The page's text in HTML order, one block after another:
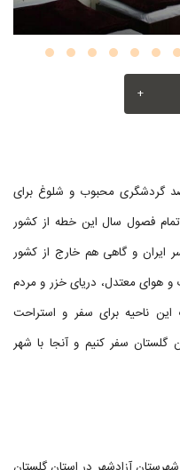
+
گردشگری محبوب و شلوغ برای
فصول سال این خطه از کشور
ایران و گاهی هم خارج از کشور
و هوای معتدل، دریای خزر و مردم
این ناحیه برای سفر و استراحت
گلستان سفر کنیم و آنجا با شهر